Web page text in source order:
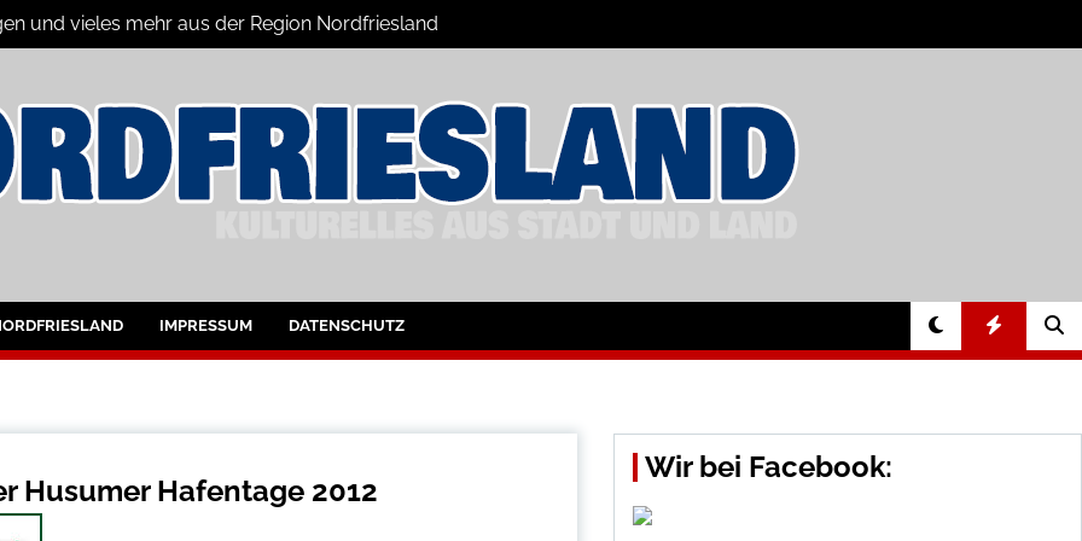
und vieles mehr aus der Region Nordfriesland
für Nordfriesland und Husum
IMPRESSUM DATENSCHUTZ
Husumer Hafentage 2012
Wir bei Facebook: